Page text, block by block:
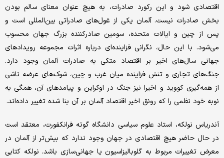
اقتصادی شود و این رکورد صادرات، به هیچ عنوان معنای سالم بودن
بخش صادرات نیست. آلمان یکی از غول‌های صادراتی بین‌المللی است و
پس از چین و ایالات متحده، سومین صادرکننده بزرگ جهان محسوب
می‌شود. با این حال، نگرانی فزاینده‌ای درباره اثرات مجموعه رویدادهای
جهانی سال‌های اخیر بر اقتصاد متکی به صادرات آلمان وجود دارد.
جنگ‌های تجاری و تنش فزاینده میان غرب و چین، شوک‌های عرضه ناشی
از همه‌گیری کووید و اخیرا نیز جنگ در اوکراین و پیامدهای آن، همگی به
نوبه خود نظمی را که رونق اخیر اقتصاد آلمان بر آن بنا شده تغییر داده‌اند.
آندریاس نولکه، استاد علوم سیاسی دانشگاه گوته فرانکفورت، معتقد است
در حال حاضر هیچ اقتصادی در جهان وجود ندارد که بیش‌تر از آلمان در
معرض تغییرات مربوط به گلوبالیزاسیون یا جهانی‌سازی باشد. نولکه کتابی